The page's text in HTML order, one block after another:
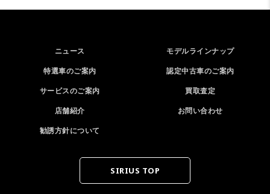
ニュース
モデルラインナップ
特選車のご案内
認定中古車のご案内
サービスのご案内
買取査定
店舗紹介
お問い合わせ
勧誘方針について
SIRIUS TOP